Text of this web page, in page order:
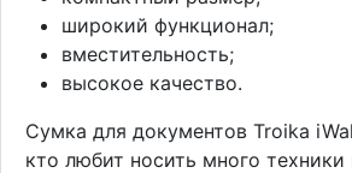
широкий функционал;
вместительность;
высокое качество.
Сумка для документов Troika
кто любит носить много